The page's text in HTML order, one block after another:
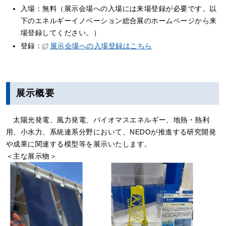
入場：無料（展示会場への入場には来場登録が必要です。以
下のエネルギーイノベーション総合展のホームページから来
場登録してください。）
登録：
展示会場への入場登録はこちら
展示概要
太陽光発電、風力発電、バイオマスエネルギー、地熱・熱利
用、小水力、系統連系分野において、NEDOが推進する研究開発
や成果に関連する模型等を展示いたします。
＜主な展示物＞